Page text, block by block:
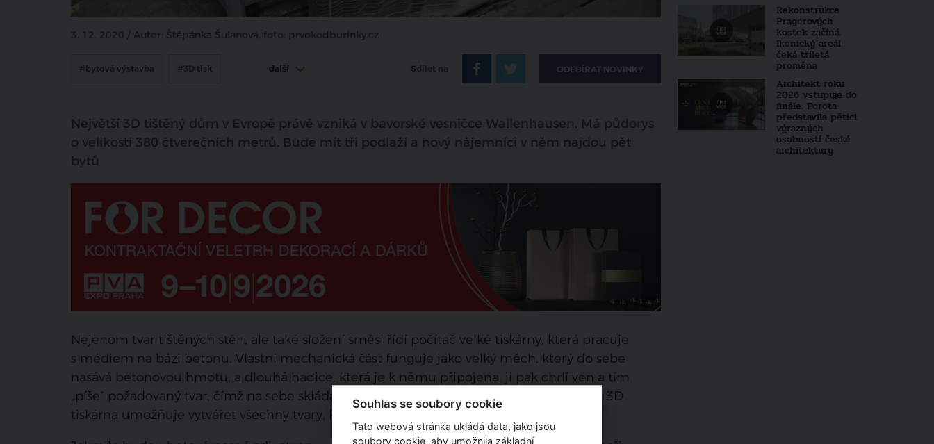
3. 12. 2020 / Autor: Štěpánka Šulanová, foto: prvokodburinky.cz
#bytová výstavba #3D tisk další Sdílet na ODEBÍRAT NOVINKY
Největší 3D tištěný dům v Evropě právě vzniká v bavorské vesničce Wallenhausen. Má půdorys
o velikosti 380 čtverečních metrů. Bude mít tři podlaží a nový nájemníci v něm najdou pět
bytů
Nejenom tvar tištěných stěn, ale také složení směsi řídí počítač velké tiskárny, která pracuje
s médiem na bázi betonu. Vlastní mechanická část funguje jako velký měch, který do sebe
nasává betonovou hmotu, a dlouhá hadice, která je k němu připojena, ji pak chrlí ven a tím
„píše” požadovaný tvar, čímž na sebe skládá jednu vrstvu za druhou. Z hlediska designu 3D
tiskárna umožňuje vytvářet všechny tvary, které si dokážete představit.
Rekonstrukce
Pragerových
kostek začíná.
Ikonický areál
čeká tříletá
proměna
Architekt roku
2026 vstupuje do
finále. Porota
představila pětici
výrazných
osobností české
architektury
Souhlas se soubory cookie
Tato webová stránka ukládá data, jako jsou
soubory cookie, aby umožnila základní